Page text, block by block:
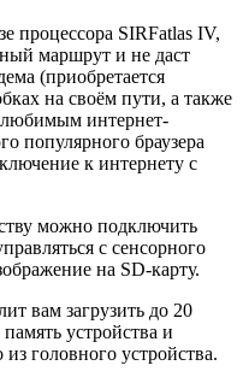
процессора SIRFatlas IV,
маршрут и не даст
(приобретается
на своём пути, а также
любимым интернет-
популярного браузера
к интернету с
можно подключить
с сенсорного
на SD-карту.
вам загрузить до 20
устройства и
головного устройства.